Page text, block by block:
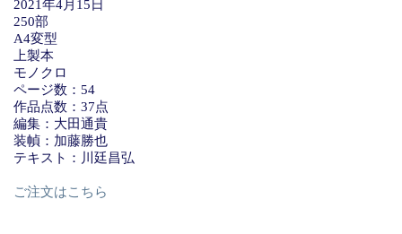
2021年4月15日
250部
A4変型
上製本
モノクロ
ページ数：54
作品点数：37点
編集：大田通貴
装幀：加藤勝也
テキスト：川廷昌弘
ご注文はこちら